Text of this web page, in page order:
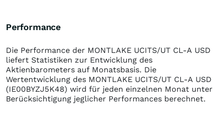
Performance
Die Performance der MONTLAKE UCITS/UT CL-A USD
liefert Statistiken zur Entwicklung des
Aktienbarometers auf Monatsbasis. Die
Wertentwicklung des MONTLAKE UCITS/UT CL-A USD
(IE00BYZJ5K48) wird für jeden einzelnen Monat unter
Berücksichtigung jeglicher Performances berechnet.